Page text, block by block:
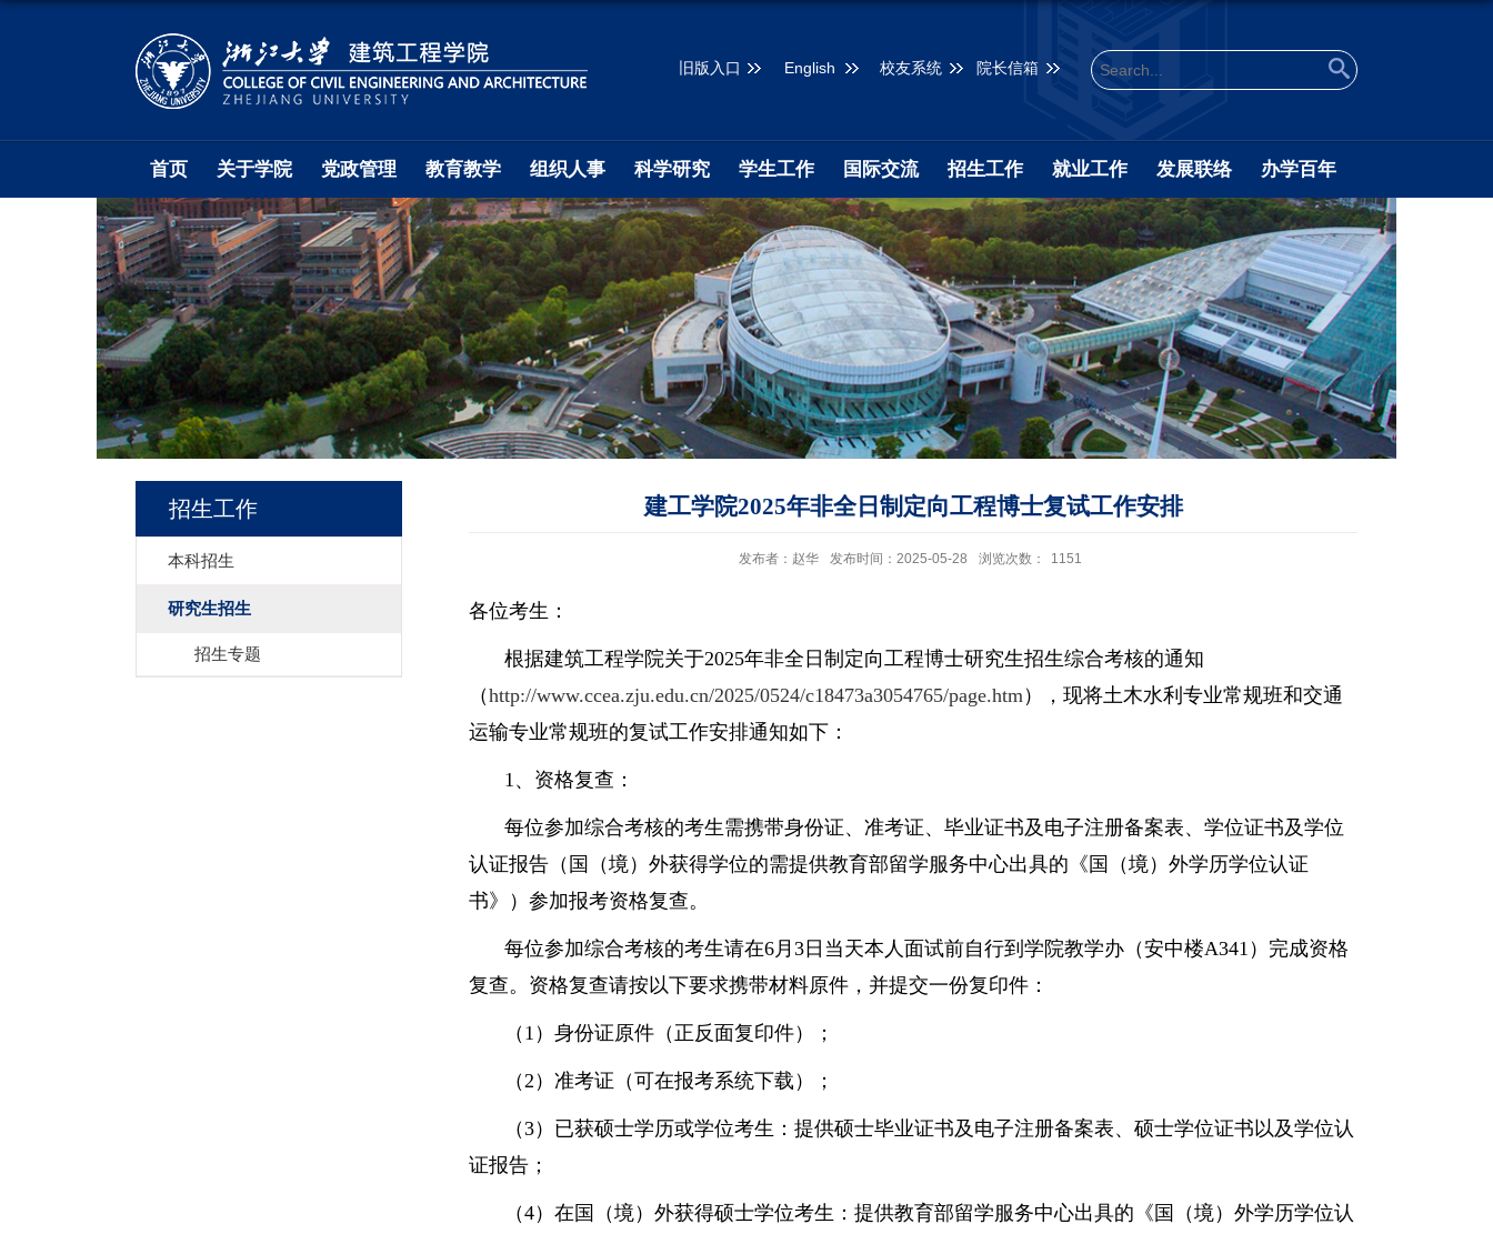
旧版入口 English 校友系统 院长信箱
首页 关于学院 党政管理 教育教学 组织人事 科学研究 学生工作 国际交流 招生工作 就业工作 发展联络 办学百年
招生工作
本科招生
研究生招生
招生专题
建工学院2025年非全日制定向工程博士复试工作安排
发布者：赵华 发布时间：2025-05-28 浏览次数： 1151
各位考生：
根据建筑工程学院关于2025年非全日制定向工程博士研究生招生综合考核的通知
（http://www.ccea.zju.edu.cn/2025/0524/c18473a3054765/page.htm），现将土木水利专业常规班和交通
运输专业常规班的复试工作安排通知如下：
1、资格复查 ：
每位参加综合考核的考生需携带身份证、准考证、毕业证书及电子注册备案表、学位证书及学位
认证报告（国（境）外获得学位的需提供教育部留学服务中心出具的《国（境）外学历学位认证
书》）参加报考资格复查。
每位参加综合考核的考生请在6月 3 日当天本人面试前自行到学院教学办（安中楼A341）完成资格
复查。 资格复查请按以下要求携带材料原件，并提交一份复印件：
（ 1） 身份证原件 （ 正反面复印件）；
（2） 准考证（可在报考系统下载）；
（3） 已获硕士学历或学位考生 ： 提供硕士毕业证书及电子注册备案表、硕士学位证书以及学位认
证报告 ；
（4） 在国（境）外获得硕士学位考生 ： 提供教育部留学服务中心出具的《国（境）外学历学位认